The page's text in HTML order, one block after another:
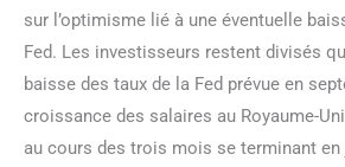
sur l’optimisme lié à une éventuelle
Fed. Les investisseurs restent divisés
baisse des taux de la Fed prévue en
croissance des salaires au Royaume-
au cours des trois mois se terminant